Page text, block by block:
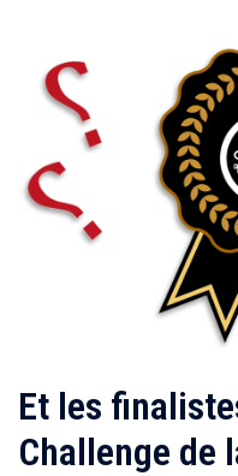
Et les
Challenge de